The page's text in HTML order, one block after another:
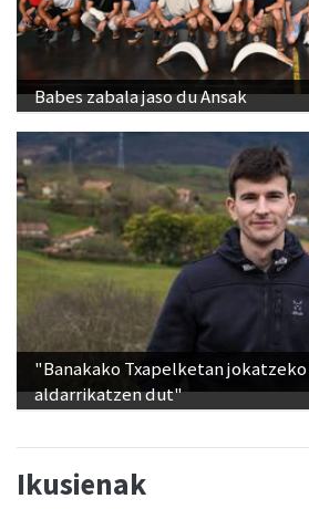
Babes zabala jaso du Ansak
"Banakako Txapelketan
aldarrikatzen dut"
Ikusienak